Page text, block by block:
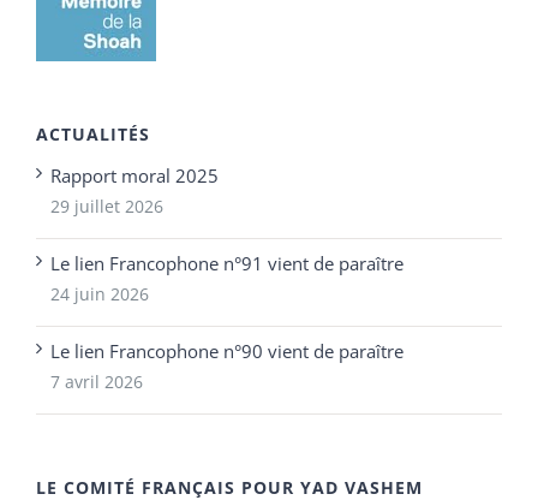
ACTUALITÉS
Rapport moral 2025
29 juillet 2026
Le lien Francophone n°91 vient de paraître
24 juin 2026
Le lien Francophone n°90 vient de paraître
7 avril 2026
LE COMITÉ FRANÇAIS POUR YAD VASHEM